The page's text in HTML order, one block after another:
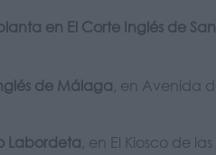
en El Corte Inglés de
de Málaga , en Avenida
Labordeta , en El Kiosco de